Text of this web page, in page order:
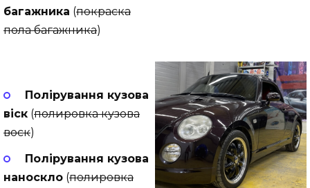
багажника (покраска
пола багажника)
Полірування кузова
віск (полировка кузова
воск)
Полірування кузова
наноскло (полировка